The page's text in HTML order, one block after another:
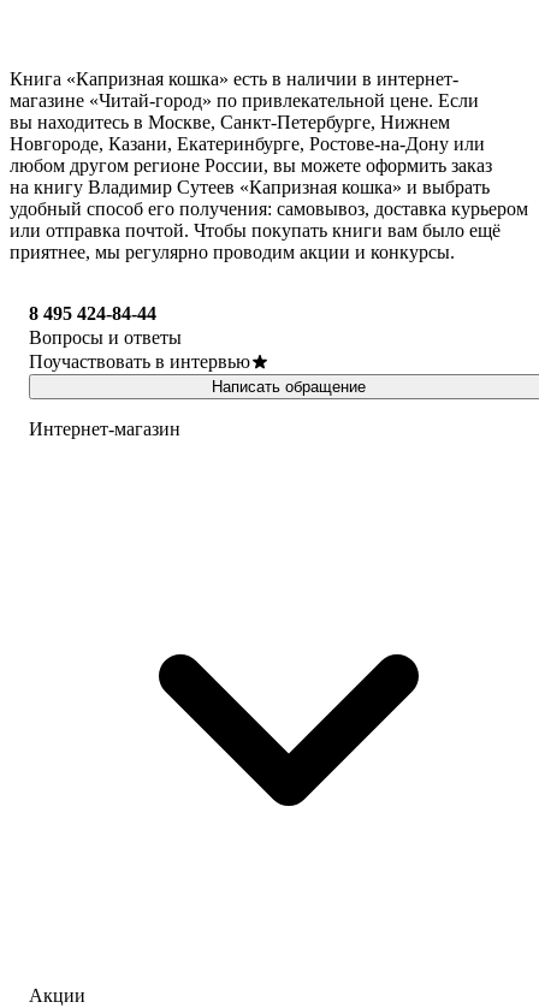
Книга «Капризная кошка» есть в наличии в интернет-
магазине «Читай-город» по привлекательной цене. Если
вы находитесь в Москве, Санкт-Петербурге, Нижнем
Новгороде, Казани, Екатеринбурге, Ростове-на-Дону или
любом другом регионе России, вы можете оформить заказ
на книгу Владимир Сутеев «Капризная кошка» и выбрать
удобный способ его получения: самовывоз, доставка курьером
или отправка почтой. Чтобы покупать книги вам было ещё
приятнее, мы регулярно проводим акции и конкурсы.
8 495 424-84-44
Вопросы и ответы
Поучаствовать в интервью
Написать обращение
Интернет-магазин
Акции